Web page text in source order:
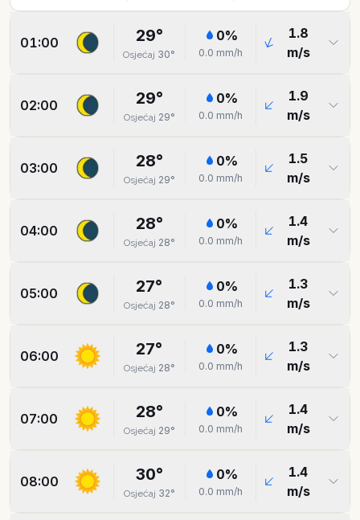
01:00 29°
Osjećaj 30°
0%
0.0 mm/h
1.8
m/s
02:00 29°
Osjećaj 29°
0%
0.0 mm/h
1.9
m/s
03:00 28°
Osjećaj 29°
0%
0.0 mm/h
1.5
m/s
04:00 28°
Osjećaj 28°
0%
0.0 mm/h
1.4
m/s
05:00 27°
Osjećaj 28°
0%
0.0 mm/h
1.3
m/s
06:00 27°
Osjećaj 28°
0%
0.0 mm/h
1.3
m/s
07:00 28°
Osjećaj 29°
0%
0.0 mm/h
1.4
m/s
08:00 30°
Osjećaj 32°
0%
0.0 mm/h
1.4
m/s